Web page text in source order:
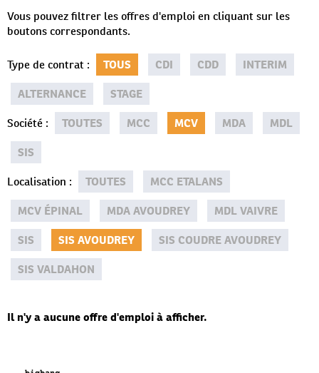
Vous pouvez filtrer les offres d'emploi en cliquant sur les
boutons correspondants.
Type de contrat : TOUS CDI CDD
INTERIM
ALTERNANCE
STAGE
Société : TOUTES MCC MCV MDA
MDL
SIS
Localisation : TOUTES
MCC ETALANS
MCV ÉPINAL
MDA AVOUDREY
MDL VAIVRE
SIS
SIS AVOUDREY
SIS COUDRE AVOUDREY
SIS VALDAHON
Il n'y a aucune offre d'emploi à afficher.